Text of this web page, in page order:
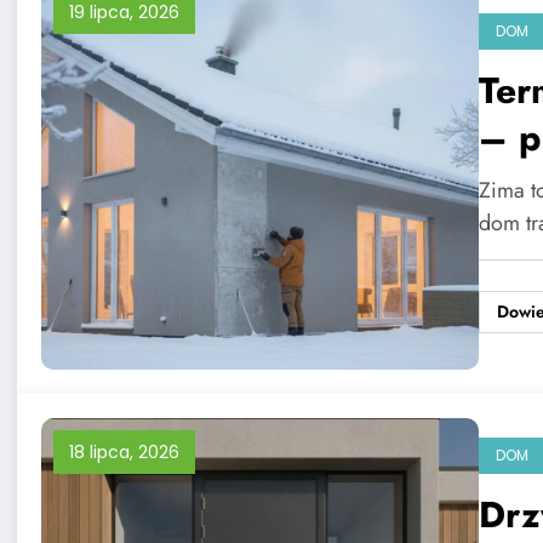
19 lipca, 2026
DOM
–
Zima
dom
18 lipca, 2026 DOM